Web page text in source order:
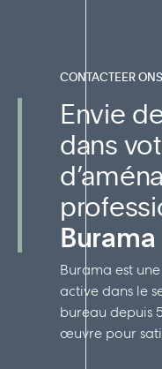
CONTACTEER ONS
Envie
dans
Burama est
active dans le
bureau depuis
œuvre pour